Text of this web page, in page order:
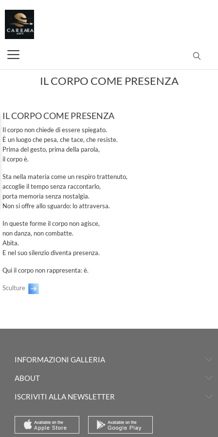
IL CORPO COME PRESENZA
IL CORPO COME PRESENZA
Il corpo non chiede di essere spiegato.
È un luogo che pesa, che tace, che resiste.
Prima del gesto, prima della parola,
il corpoè.
Sta nella materia come un respiro trattenuto,
accoglie il tempo senza raccontarlo,
porta memoria senza nostalgia.
Non si offre allo sguardo: lo attraversa.
In queste forme il corpo non agisce,
non danza, non combatte.
Abita.
E nel suo silenzio diventa presenza.
Qui il corpo non rappresenta:è.
Sculture
INFORMAZIONI GALLERIA
ABOUT
ISCRIVITI ALLA NEWSLETTER